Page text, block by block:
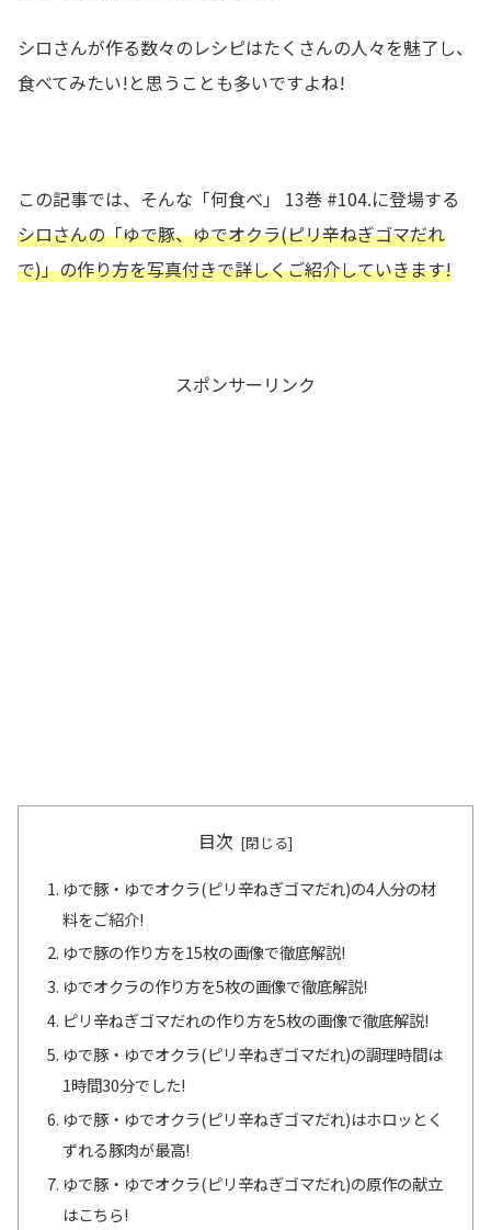
シロさんが作る数々のレシピはたくさんの人々を魅了し、
食べてみたい!と思うことも多いですよね!
この記事では、そんな「何食べ」 13巻 #104.に登場する
シロさんの「ゆで豚、ゆでオクラ(ピリ辛ねぎゴマだれ
で)」の作り方を写真付きで詳しくご紹介していきます!
スポンサーリンク
目次
ゆで豚・ゆでオクラ(ピリ辛ねぎゴマだれ)の4人分の材
料をご紹介!
ゆで豚の作り方を15枚の画像で徹底解説!
ゆでオクラの作り方を5枚の画像で徹底解説!
ピリ辛ねぎゴマだれの作り方を5枚の画像で徹底解説!
ゆで豚・ゆでオクラ(ピリ辛ねぎゴマだれ)の調理時間は
1時間30分でした!
ゆで豚・ゆでオクラ(ピリ辛ねぎゴマだれ)はホロッとく
ずれる豚肉が最高!
ゆで豚・ゆでオクラ(ピリ辛ねぎゴマだれ)の原作の献立
はこちら!